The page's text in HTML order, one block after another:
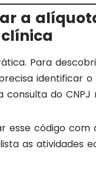
a
Para
identificar o
do CNPJ
esse código
as atividades